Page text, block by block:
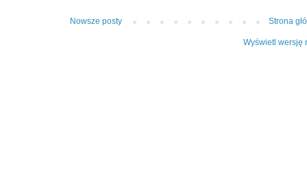
Nowsze posty Strona
Wyświetl wersję